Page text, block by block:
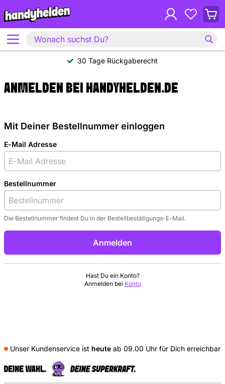
30 Tage Rückgaberecht
ANMELDEN BEI HANDYHELDEN.DE
Mit Deiner Bestellnummer einloggen
E-Mail Adresse
Bestellnummer
Die Bestellnummer findest Du in der Bestellbestätigungs-E-Mail.
Anmelden
Hast Du ein Konto?
Anmelden bei Konto
Unser Kundenservice ist heute ab 09.00 Uhr für Dich erreichbar